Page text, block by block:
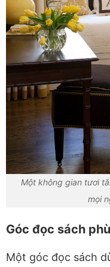
Một không gian tươi
mọi
Góc đọc sách
Một góc đọc sách